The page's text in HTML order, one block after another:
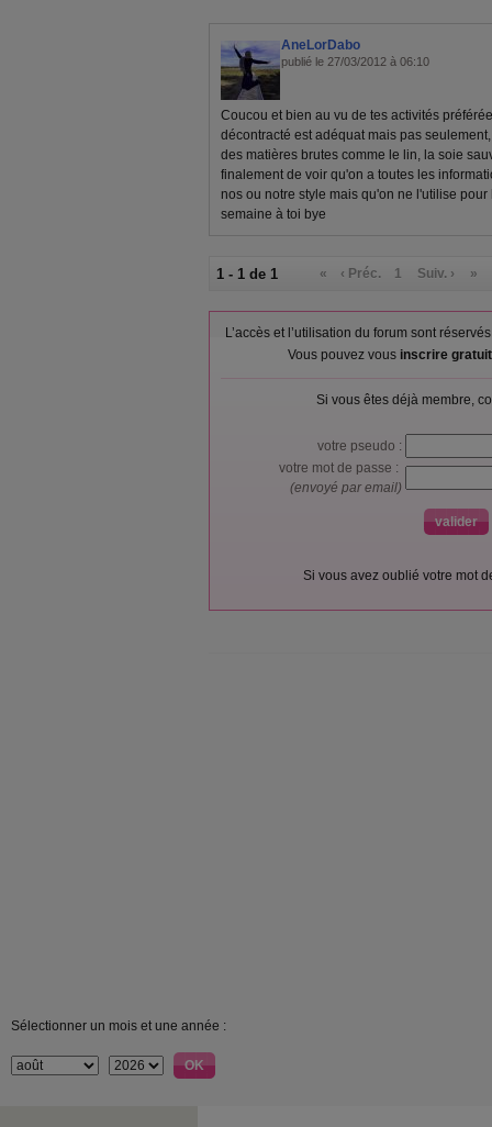
AneLorDabo
publié le 27/03/2012 à 06:10
Coucou et bien au vu de tes activités
décontracté est adéquat mais pas
des matières brutes comme le lin, la soie
finalement de voir qu'on a toutes les
nos ou notre style mais qu'on ne l'utilise
semaine à toi bye
1 - 1 de 1 « ‹ Préc. 1 Suiv. › »
L’accès et l’utilisation du forum sont
Vous pouvez vous inscrire
Si vous êtes déjà membre,
votre pseudo :
votre mot de passe :
(envoyé par email)
Si vous avez oublié votre mot
Sélectionner un mois et une année :